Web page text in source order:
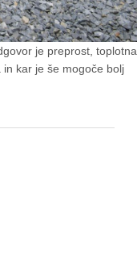
je preprost, toplotna
kar je še mogoče bolj